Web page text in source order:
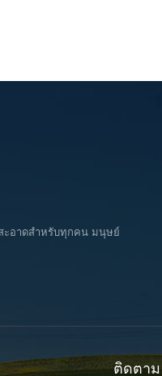
ะอาดสำหรับทุกคน มนุษย์
ติดตาม